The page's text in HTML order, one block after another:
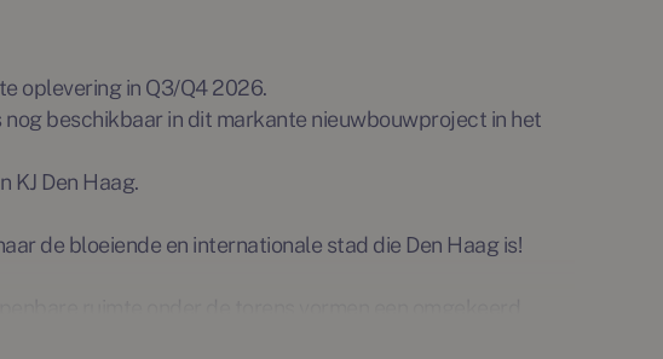
oplevering in Q3/Q4 2026.
beschikbaar in dit markante nieuwbouwproject in het
KJ Den Haag.
de bloeiende en internationale stad die Den Haag is!
Rechten van de Mens worden getoond. Deze ruimte is